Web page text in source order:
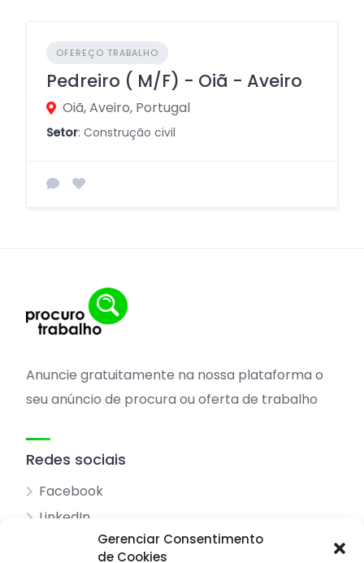
Gerenciar Consentimento
de Cookies
OFEREÇO TRABALHO
Pedreiro ( M/F) - Oiã - Aveiro
Oiã, Aveiro, Portugal
Setor: Construção civil
Anuncie gratuitamente na nossa plataforma o
seu anúncio de procura ou oferta de trabalho
Redes sociais
Facebook
LinkedIn